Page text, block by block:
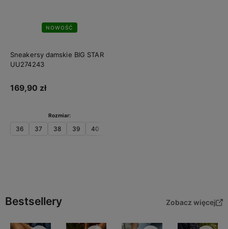
NOWOŚĆ
Sneakersy damskie BIG STAR
UU274243
169,90 zł
Rozmiar:
36 37 38 39 40
Bestsellery Zobacz więcej